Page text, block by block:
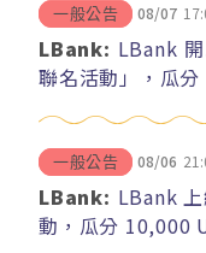
一般公告 08/07
LBank: LBank
聯名活動」，瓜
一般公告 08/06
LBank: LBank
動，瓜分 10,000